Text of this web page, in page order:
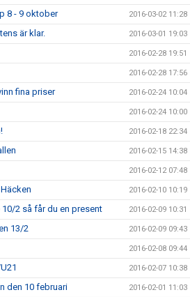
8 - 9 oktober 2016-03-02 11:28
är klar. 2016-03-01 19:03
2016-02-28 19:51
2016-02-28 17:56
fina priser 2016-02-24 10:04
2016-02-24 10:00
2016-02-18 22:34
2016-02-15 14:38
2016-02-12 07:48
2016-02-10 10:19
2 så får du en present 2016-02-09 10:31
13/2 2016-02-09 09:43
2016-02-08 09:44
2016-02-07 10:38
den 10 februari 2016-02-01 11:03